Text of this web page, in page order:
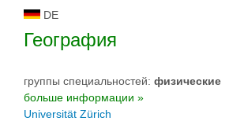
DE
География
группы специальностей: физическиe
больше информации »
Universität Zürich